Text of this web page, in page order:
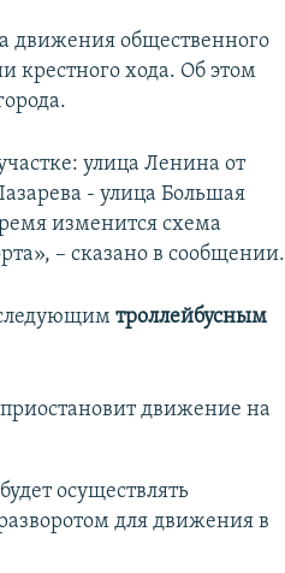
движения общественного
крестного хода. Об этом
улица Ленина от
- улица Большая
изменится схема
– сказано в сообщении.
троллейбусным
движение на
осуществлять
для движения в